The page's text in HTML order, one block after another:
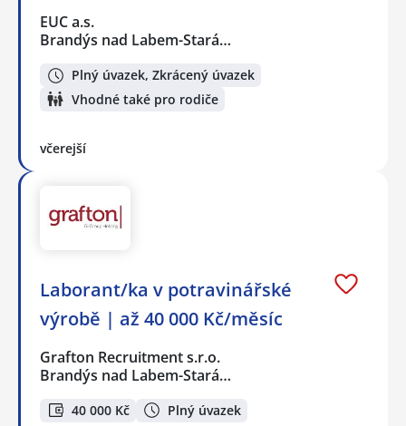
EUC a.s.
Brandýs nad Labem-Stará…
Plný úvazek, Zkrácený úvazek
Vhodné také pro rodiče
včerejší
Laborant/ka v potravinářské
výrobě | až 40 000 Kč/měsíc
Grafton Recruitment s.r.o.
Brandýs nad Labem-Stará…
40 000 Kč Plný úvazek